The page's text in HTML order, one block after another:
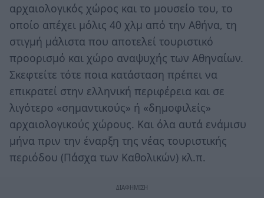
αρχαιολογικός χώρος και το μουσείο του, το
οποίο απέχει μόλις 40 χλμ από την Αθήνα, τη
στιγμή μάλιστα που αποτελεί τουριστικό
προορισμό και χώρο αναψυχής των Αθηναίων.
Σκεφτείτε τότε ποια κατάσταση πρέπει να
επικρατεί στην ελληνική περιφέρεια και σε
λιγότερο «σημαντικούς» ή «δημοφιλείς»
αρχαιολογικούς χώρους. Και όλα αυτά ενάμισυ
μήνα πριν την έναρξη της νέας τουριστικής
περιόδου (Πάσχα των Καθολικών) κλ.π.